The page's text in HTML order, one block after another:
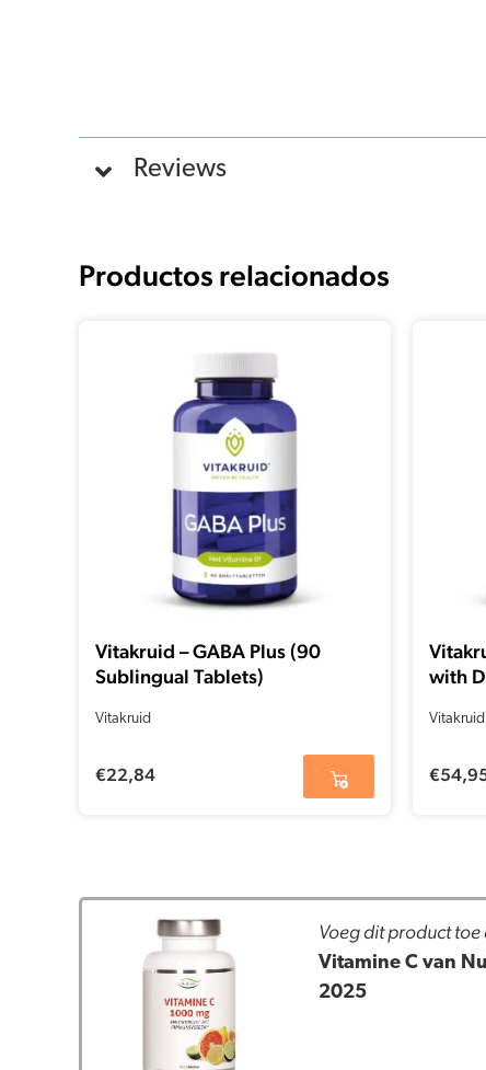
Reviews
Productos relacionados
Vitakruid – GABA Plus (90
Sublingual Tablets)
Vitakruid
€22,84
with
Vitakruid
€
Voeg dit product
Vitamine C van
2025